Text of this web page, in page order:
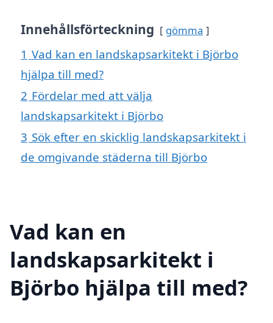
Innehållsförteckning gömma
1 Vad kan en landskapsarkitekt i Björbo
hjälpa till med?
2 Fördelar med att välja
landskapsarkitekt i Björbo
3 Sök efter en skicklig landskapsarkitekt i
de omgivande städerna till Björbo
Vad kan en
landskapsarkitekt i
Björbo hjälpa till med?